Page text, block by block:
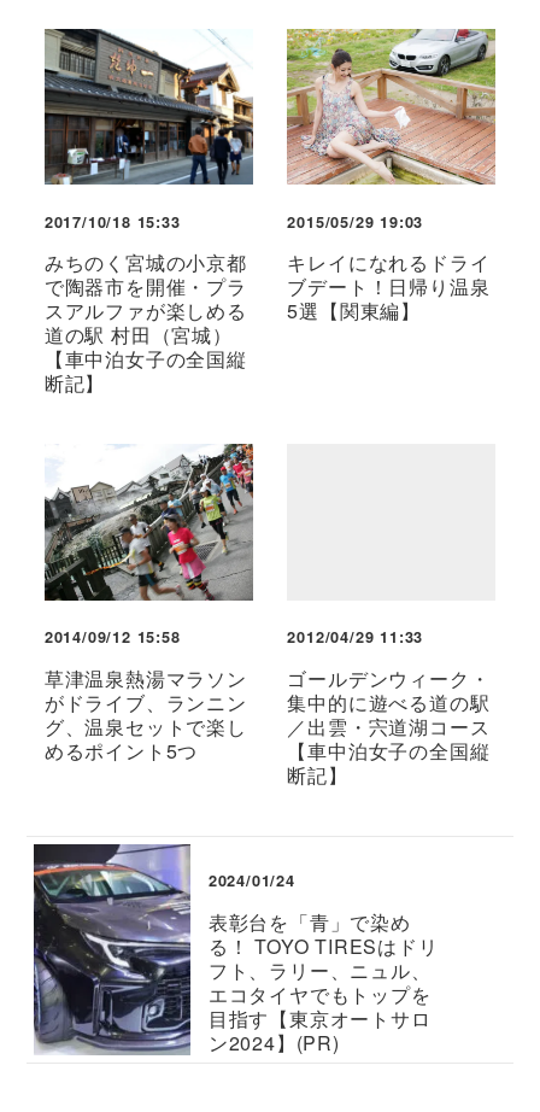
2017/10/18 15:33
みちのく宮城の小京都
で陶器市を開催・プラ
スアルファが楽しめる
道の駅 村田（宮城）
【車中泊女子の全国縦
断記】
2015/05/29 19:03
キレイになれるドライ
ブデート！日帰り温泉
5選【関東編】
2014/09/12 15:58
草津温泉熱湯マラソン
がドライブ、ランニン
グ、温泉セットで楽し
めるポイント5つ
2012/04/29 11:33
ゴールデンウィーク・
集中的に遊べる道の駅
／出雲・宍道湖コース
【車中泊女子の全国縦
断記】
2024/01/24
表彰台を「青」で染め
る！ TOYO TIRESはドリ
フト、ラリー、ニュル、
エコタイヤでもトップを
目指す【東京オートサロ
ン2024】(PR)